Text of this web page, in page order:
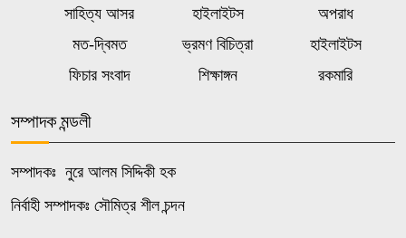
ভেবেচিন্তে করবেন: আইনমন্ত্রী
জ্বালানি খাত অস্থিতিশীল করতে একটি
স্ত্রী মশা দমনে যুক্তরাষ্ট্রে ছাড়া হবে ৬ লাখ
পুরুষ মশা
৯
সাহিত্য আসর
হাইলাইটস
অপরাধ
মত-দ্বিমত
ভ্রমণ বিচিত্রা
হাইলাইটস
ফিচার সংবাদ
শিক্ষাঙ্গন রকমারি
সম্পাদক মন্ডলী
সম্পাদকঃ নুরে আলম সিদ্দিকী হক
নির্বাহী সম্পাদকঃ সৌমিত্র শীল চন্দন